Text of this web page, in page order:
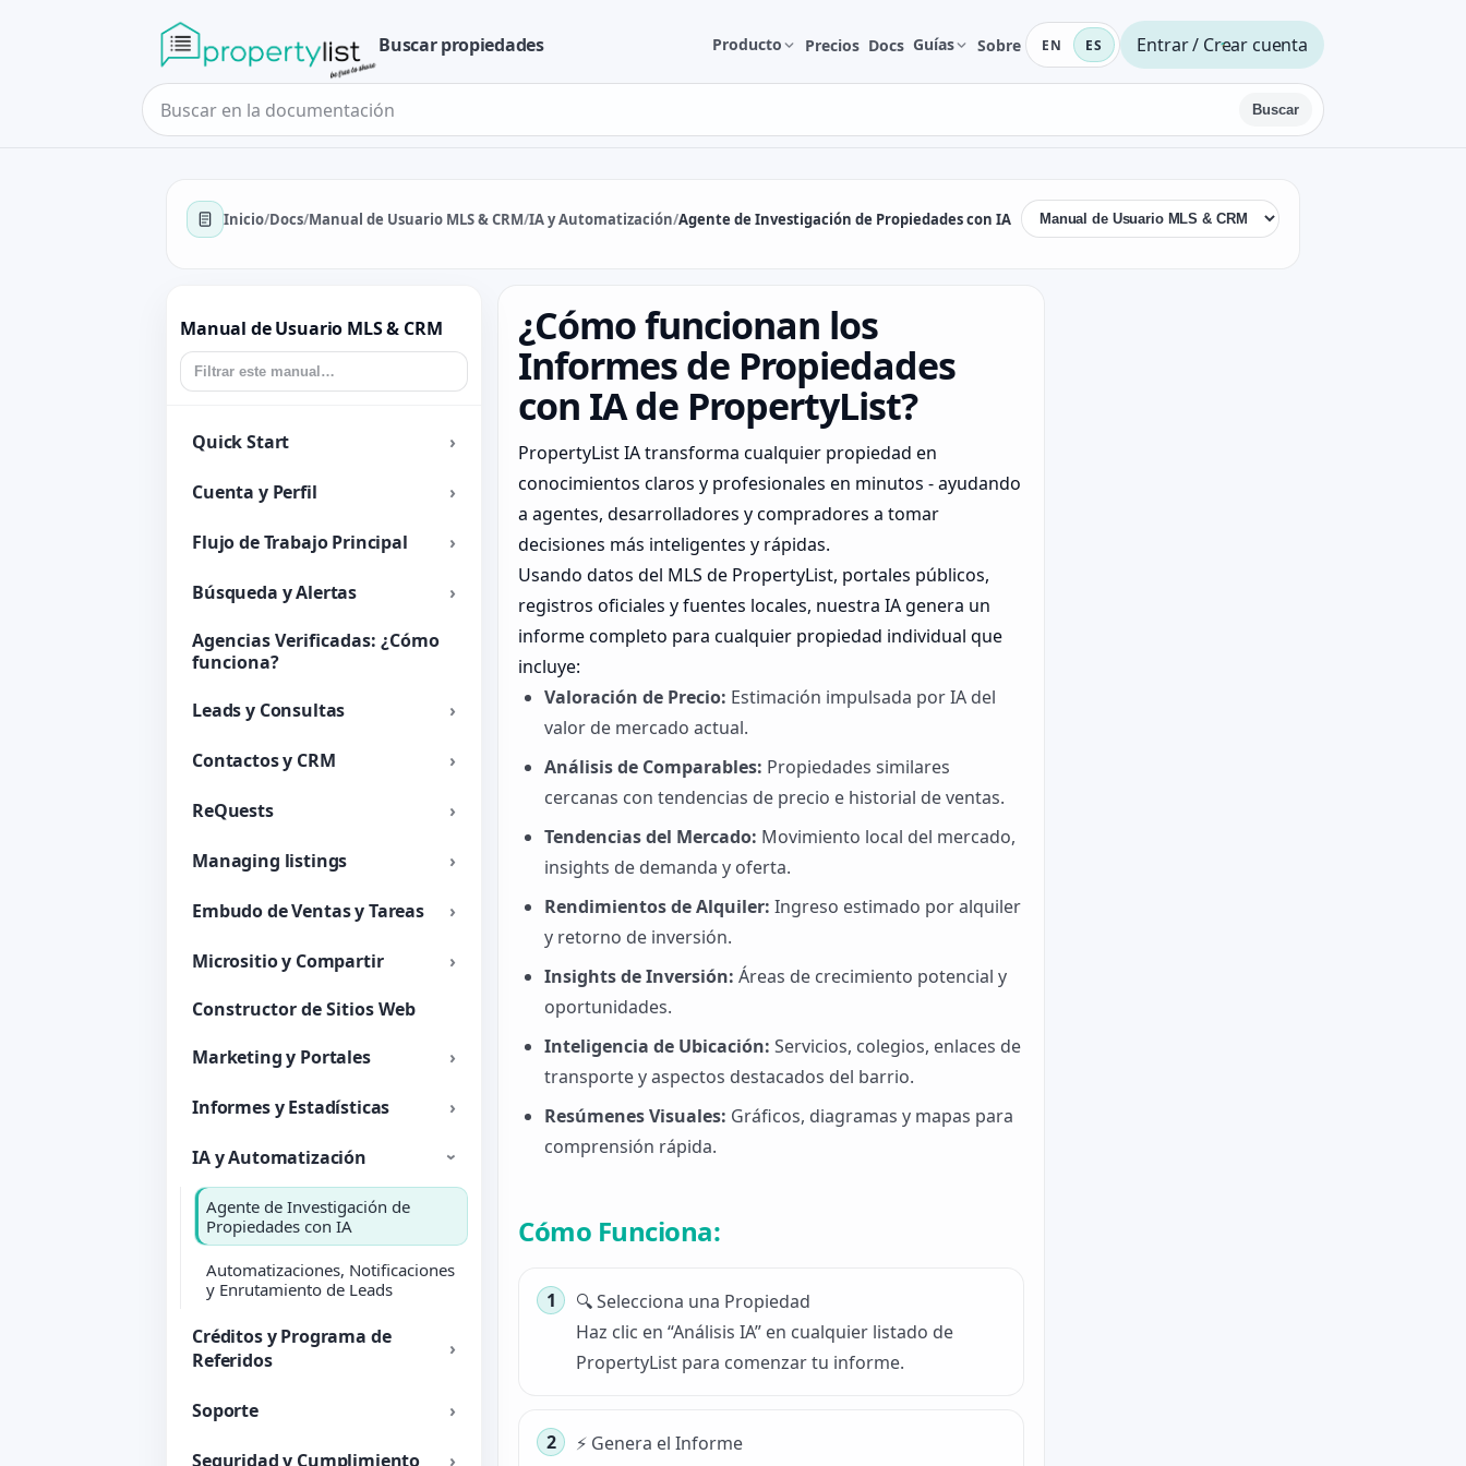
Buscar propiedades Producto Precios Docs Guías Sobre EN ES Entrar / Crear cuenta
Buscar
Inicio/Docs/Manual de Usuario MLS & CRM/IA y Automatización/Agente de Investigación de Propiedades con IA
Manual de Usuario MLS & CRM
Quick Start
Cuenta y Perfil
Flujo de Trabajo Principal
Búsqueda y Alertas
Agencias Verificadas: ¿Cómo
funciona?
Leads y Consultas
Contactos y CRM
ReQuests
Managing listings
Embudo de Ventas y Tareas
Micrositio y Compartir
Constructor de Sitios Web
Marketing y Portales
Informes y Estadísticas
IA y Automatización
Agente de Investigación de
Propiedades con IA
Automatizaciones, Notificaciones
y Enrutamiento de Leads
Créditos y Programa de
Referidos
Soporte
Seguridad y Cumplimiento
¿Cómo funcionan los
Informes de Propiedades
con IA de PropertyList?
PropertyList IA transforma cualquier propiedad en
conocimientos claros y profesionales en minutos - ayudando
a agentes, desarrolladores y compradores a tomar
decisiones más inteligentes y rápidas.
Usando datos del MLS de PropertyList, portales públicos,
registros oficiales y fuentes locales, nuestra IA genera un
informe completo para cualquier propiedad individual que
incluye:
Valoración de Precio: Estimación impulsada por IA del
valor de mercado actual.
Análisis de Comparables: Propiedades similares
cercanas con tendencias de precio e historial de ventas.
Tendencias del Mercado: Movimiento local del mercado,
insights de demanda y oferta.
Rendimientos de Alquiler: Ingreso estimado por alquiler
y retorno de inversión.
Insights de Inversión: Áreas de crecimiento potencial y
oportunidades.
Inteligencia de Ubicación: Servicios, colegios, enlaces de
transporte y aspectos destacados del barrio.
Resúmenes Visuales: Gráficos, diagramas y mapas para
comprensión rápida.
Cómo Funciona:
🔍 Selecciona una Propiedad
Haz clic en “Análisis IA” en cualquier listado de
PropertyList para comenzar tu informe.
⚡ Genera el Informe